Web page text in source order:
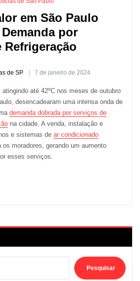
em São Paulo
por
Refrigeração
de SP 7 de janeiro de 2024
até 42ºC nos meses de outubro
desencadearam uma intensa onda de
demanda dobrada por serviços de
na cidade. A venda, instalação e
e sistemas de ar condicionado
moradores, gerando um aumento
esses serviços.
Pesquisar